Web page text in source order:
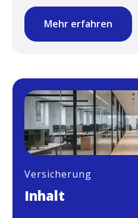
Mehr erfahren
Versicherung
Inhalt